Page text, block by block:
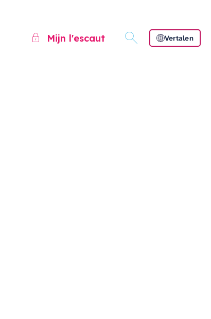
Mijn l'escaut Vertalen